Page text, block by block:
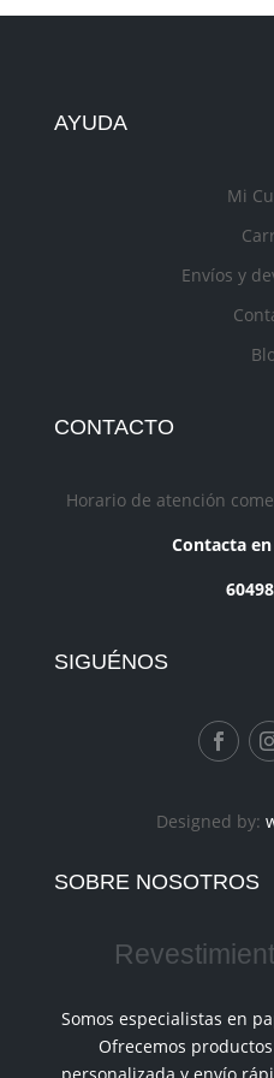
AYUDA
Mi
Envíos y
CONTACTO
Horario de atención
Contacta
SIGUÉNOS
Designed by:
SOBRE NOSOTROS
Somos especialistas en
Ofrecemos